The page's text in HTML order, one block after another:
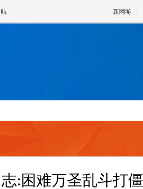
新网游
:困难万圣乱斗打